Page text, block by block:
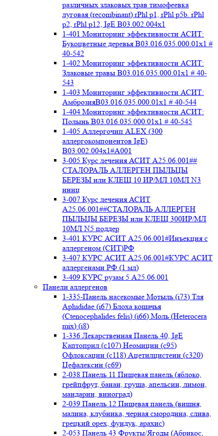
различных злаковых трав тимофеевка
луговая (recombinant) rPhl p1, rPhl p5b. rPhl
p2, rPhl p12, IgE В03.002.004x1
1-401 Мониторинг эффективности АСИТ:
Букоцветные деревья B03.016.035.000.01x1 #
40-542
1-402 Мониторинг эффективности АСИТ:
Злаковые травы B03.016.035.000.01x1 # 40-
543
1-403 Мониторинг эффективности АСИТ:
АмброзияB03.016.035.000.01x1 # 40-544
1-404 Мониторинг эффективности АСИТ:
Полынь B03.016.035.000.01x1 # 40-545
1-405 Аллергочип ALEX (300
аллергокомпонентов IgE)
В03.002.004x1#А001
3-005 Курс лечения АСИТ А25.06.001##
СТАЛОРАЛЬ АЛЛЕРГЕН ПЫЛЬЦЫ
БЕРЕЗЫ или КЛЕЩ 10 ИР/МЛ 10МЛ N3
иниц
3-007 Курс лечения АСИТ
А25.06.001##СТАЛОРАЛЬ АЛЛЕРГЕН
ПЫЛЬЦЫ БЕРЕЗЫ или КЛЕЩ 300ИР/МЛ
10МЛ N5 поддер
3-401 КУРС АСИТ А25.06.001#Инъекция с
аллергеном (СИТ)РФ
3-407 КУРС АСИТ А25.06.001#КУРС АСИТ
аллергенами РФ (1 мл)
3-409 КУРС рузам 5 А25.06.001
Панели аллергенов
1-335-Панель насекомые Мотыль (i73) Тля
Aphididae (i67) Блоха кошачья
(Ctenocephalides felis) (i66) Моль (Heterocera
mix) (i8)
1-336 Лекарственная Панель 40, IgE
Каптоприл (с107) Неомицин (c95)
Офлоксацин (с118) Ацетилцистеин (с320)
Цефалексин (с69)
2-038 Панель 11 Пищевая панель (яблоко,
грейпфрут, банан, груша, апельсин, лимон,
мандарин, виноград)
2-039 Панель 12 Пищевая панель (вишня,
малина, клубника, черная смородина, слива,
грецкий орех, фундук, арахис)
2-053 Панель 43 Фрукты/Ягоды (Абрикос,